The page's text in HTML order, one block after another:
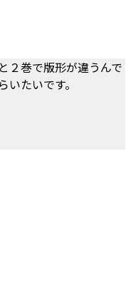
２巻で版形が違うんで
たいです。